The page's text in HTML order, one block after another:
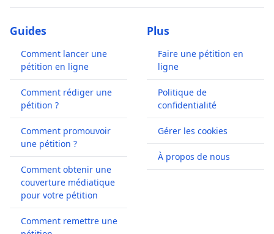
Guides
Comment lancer une
pétition en ligne
Comment rédiger une
pétition ?
Comment promouvoir
une pétition ?
Comment obtenir une
couverture médiatique
pour votre pétition
Comment remettre une
Plus
Faire une pétition en
ligne
Politique de
confidentialité
Gérer les cookies
À propos de nous